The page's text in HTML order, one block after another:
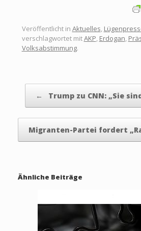
Veröffentlicht in Aktuelles,
verschlagwortet mitAKP, Erdogan,
Volksabstimmung.
← Trump zu CNN: „Sie
Migranten-Partei fordert
Ähnliche Beiträge